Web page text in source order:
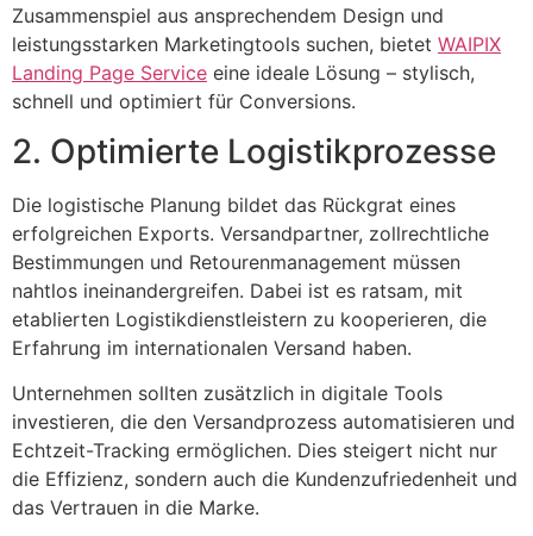
Zusammenspiel aus ansprechendem Design und
leistungsstarken Marketingtools suchen, bietet WAIPIX
Landing Page Service eine ideale Lösung – stylisch,
schnell und optimiert für Conversions.
2. Optimierte Logistikprozesse
Die logistische Planung bildet das Rückgrat eines
erfolgreichen Exports. Versandpartner, zollrechtliche
Bestimmungen und Retourenmanagement müssen
nahtlos ineinandergreifen. Dabei ist es ratsam, mit
etablierten Logistikdienstleistern zu kooperieren, die
Erfahrung im internationalen Versand haben.
Unternehmen sollten zusätzlich in digitale Tools
investieren, die den Versandprozess automatisieren und
Echtzeit-Tracking ermöglichen. Dies steigert nicht nur
die Effizienz, sondern auch die Kundenzufriedenheit und
das Vertrauen in die Marke.